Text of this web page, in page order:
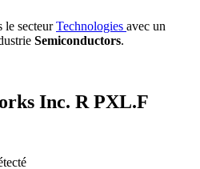
le secteurTechnologies avec un
Semiconductors.
Inc. R PXL.F